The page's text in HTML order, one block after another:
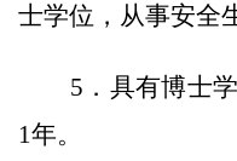
士学位，从事安全
5 ． 具有博士
1年。